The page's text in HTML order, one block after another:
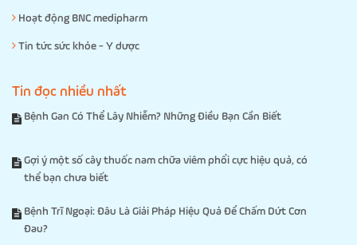
Hoạt động BNC medipharm
Tin tức sức khỏe - Y dược
Tin đọc nhiều nhất
Bệnh Gan Có Thể Lây Nhiễm? Những Điều Bạn Cần Biết
Gợi ý một số cây thuốc nam chữa viêm phổi cực hiệu quả, có
thể bạn chưa biết
Bệnh Trĩ Ngoại: Đâu Là Giải Pháp Hiệu Quả Để Chấm Dứt Cơn
Đau?